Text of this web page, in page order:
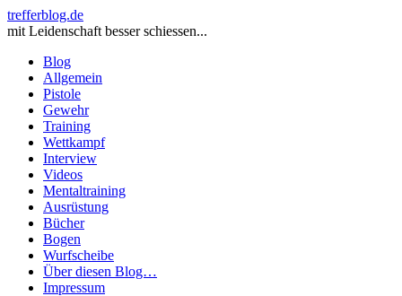
trefferblog.de
mit Leidenschaft besser schiessen...
Blog
Allgemein
Pistole
Gewehr
Training
Wettkampf
Interview
Videos
Mentaltraining
Ausrüstung
Bücher
Bogen
Wurfscheibe
Über diesen Blog…
Impressum